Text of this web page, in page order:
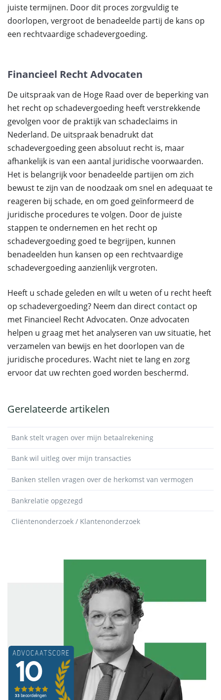
juiste termijnen. Door dit proces zorgvuldig te
doorlopen, vergroot de benadeelde partij de kans op
een rechtvaardige schadevergoeding.
Financieel Recht Advocaten
De uitspraak van de Hoge Raad over de beperking van
het recht op schadevergoeding heeft verstrekkende
gevolgen voor de praktijk van schadeclaims in
Nederland. De uitspraak benadrukt dat
schadevergoeding geen absoluut recht is, maar
afhankelijk is van een aantal juridische voorwaarden.
Het is belangrijk voor benadeelde partijen om zich
bewust te zijn van de noodzaak om snel en adequaat te
reageren bij schade, en om goed geïnformeerd de
juridische procedures te volgen. Door de juiste
stappen te ondernemen en het recht op
schadevergoeding goed te begrijpen, kunnen
benadeelden hun kansen op een rechtvaardige
schadevergoeding aanzienlijk vergroten.
Heeft u schade geleden en wilt u weten of u recht heeft
op schadevergoeding? Neem dan direct contact op
met Financieel Recht Advocaten. Onze advocaten
helpen u graag met het analyseren van uw situatie, het
verzamelen van bewijs en het doorlopen van de
juridische procedures. Wacht niet te lang en zorg
ervoor dat uw rechten goed worden beschermd.
Gerelateerde artikelen
Bank stelt vragen over mijn betaalrekening
Bank wil uitleg over mijn transacties
Banken stellen vragen over de herkomst van vermogen
Bankrelatie opgezegd
Cliëntenonderzoek / Klantenonderzoek